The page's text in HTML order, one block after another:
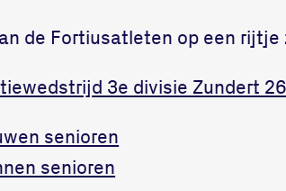
de Fortiusatleten op een rijtje
3e divisie Zundert
senioren
senioren